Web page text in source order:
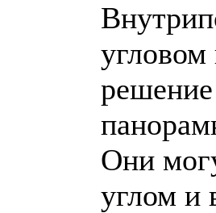
угловом
Они
углом и